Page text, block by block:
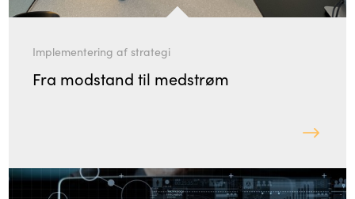
Implementering af strategi
Fra modstand til medstrøm